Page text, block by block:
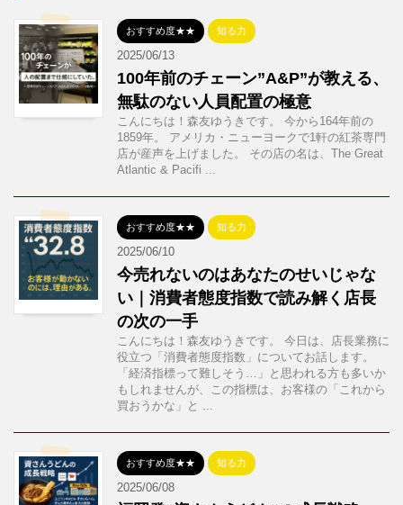
おすすめ度★★ 知る力
2025/06/13
100年前のチェーン”A&P”が教える、
無駄のない人員配置の極意
こんにちは！森友ゆうきです。 今から164年前の
1859年。 アメリカ・ニューヨークで1軒の紅茶専門
店が産声を上げました。 その店の名は、The Great
Atlantic & Pacifi ...
おすすめ度★★ 知る力
2025/06/10
今売れないのはあなたのせいじゃな
い｜消費者態度指数で読み解く店長
の次の一手
こんにちは！森友ゆうきです。 今日は、店長業務に
役立つ「消費者態度指数」についてお話します。
「経済指標って難しそう…」と思われる方も多いか
もしれませんが、この指標は、お客様の「これから
買おうかな」と ...
おすすめ度★★ 知る力
2025/06/08